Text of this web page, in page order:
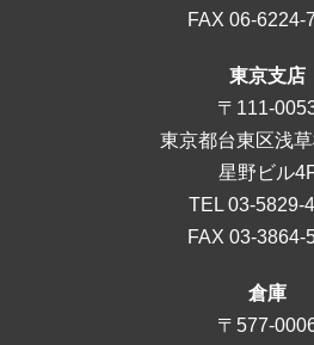
FAX 06-6224-
東京支店
〒111-
東京都台東区浅
星野ビル
TEL 03-5829-
FAX 03-3864-
倉庫
〒577-